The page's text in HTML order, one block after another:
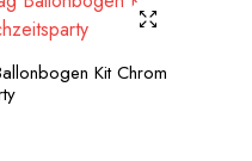
Kit Chrom